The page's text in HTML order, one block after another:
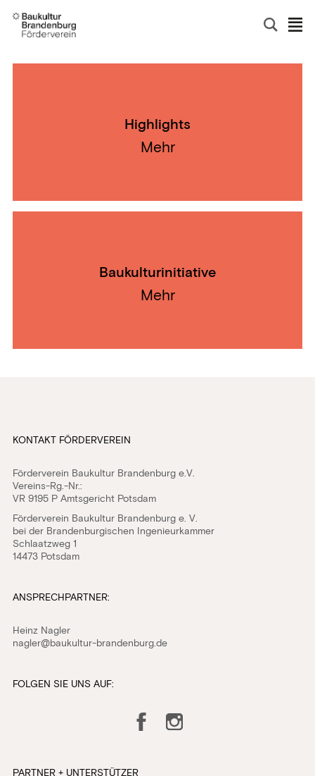
Highlights
Mehr
Baukulturinitiative
Mehr
KONTAKT FÖRDERVEREIN
Förderverein Baukultur Brandenburg e.V.
Vereins-Rg.-Nr.:
VR 9195 P Amtsgericht Potsdam
Förderverein Baukultur Brandenburg e. V.
bei der Brandenburgischen Ingenieurkammer
Schlaatzweg 1
14473 Potsdam
ANSPRECHPARTNER:
Heinz Nagler
nagler@baukultur-brandenburg.de
FOLGEN SIE UNS AUF:
FacebookInstagram
PARTNER + UNTERSTÜTZER